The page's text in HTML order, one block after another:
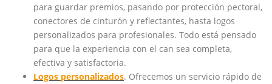
para guardar premios, pasando por protección pectoral,
conectores de cinturón y reflectantes, hasta logos
personalizados para profesionales. Todo está pensado
para que la experiencia con el can sea completa,
efectiva y satisfactoria.
Logos personalizados. Ofrecemos un servicio rápido de